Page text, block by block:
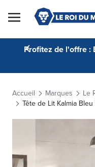
Skip to Content
Profitez de l'offre :
Accueil Marques
Le
Tête de Lit Kalmia